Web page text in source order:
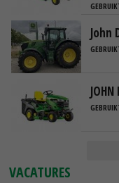
John
VACATURES